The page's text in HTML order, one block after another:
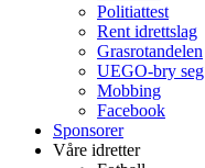
Politiattest
Rent idrettslag
Grasrotandelen
UEGO-bry seg
Mobbing
Facebook
Sponsorer
Våre idretter